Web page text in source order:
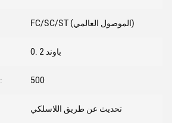
FC/SC/ST (الموصول العالمي)
0. 2 باوند
الحد الأدنى للكميات: 500
تحديث عن طريق اللاسلكي